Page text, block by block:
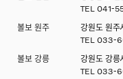
TEL 041-
볼보 원주
강원도 원주
TEL 033-
볼보 강릉
강원도 강
TEL 033-